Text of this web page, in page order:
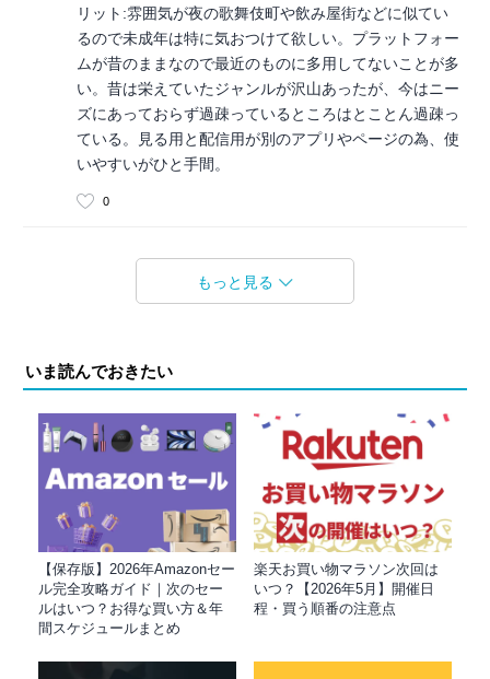
リット:雰囲気が夜の歌舞伎町や飲み屋街などに似てい
るので未成年は特に気おつけて欲しい。プラットフォー
ムが昔のままなので最近のものに多用してないことが多
い。昔は栄えていたジャンルが沢山あったが、今はニー
ズにあっておらず過疎っているところはとことん過疎っ
ている。見る用と配信用が別のアプリやページの為、使
いやすいがひと手間。
0
もっと見る
いま読んでおきたい
【保存版】2026年Amazonセー
ル完全攻略ガイド｜次のセー
ルはいつ？お得な買い方＆年
間スケジュールまとめ
楽天お買い物マラソン次回は
いつ？【2026年5月】開催日
程・買う順番の注意点